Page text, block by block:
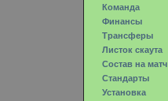
Команда
Финансы
Трансферы
Листок скаута
Состав на матч
Стандарты
Установка